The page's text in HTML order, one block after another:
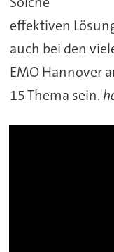
effektiven
auch bei den
EMO Hannover
15 Thema sein.